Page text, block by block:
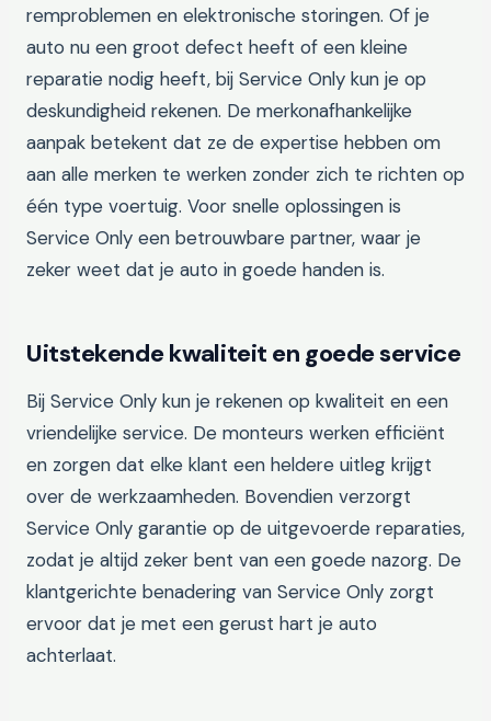
remproblemen en elektronische storingen. Of je
auto nu een groot defect heeft of een kleine
reparatie nodig heeft, bij Service Only kun je op
deskundigheid rekenen. De merkonafhankelijke
aanpak betekent dat ze de expertise hebben om
aan alle merken te werken zonder zich te richten op
één type voertuig. Voor snelle oplossingen is
Service Only een betrouwbare partner, waar je
zeker weet dat je auto in goede handen is.
Uitstekende kwaliteit en goede service
Bij Service Only kun je rekenen op kwaliteit en een
vriendelijke service. De monteurs werken efficiënt
en zorgen dat elke klant een heldere uitleg krijgt
over de werkzaamheden. Bovendien verzorgt
Service Only garantie op de uitgevoerde reparaties,
zodat je altijd zeker bent van een goede nazorg. De
klantgerichte benadering van Service Only zorgt
ervoor dat je met een gerust hart je auto
achterlaat.